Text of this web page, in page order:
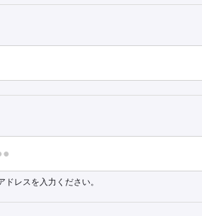
ドレスを入力ください。